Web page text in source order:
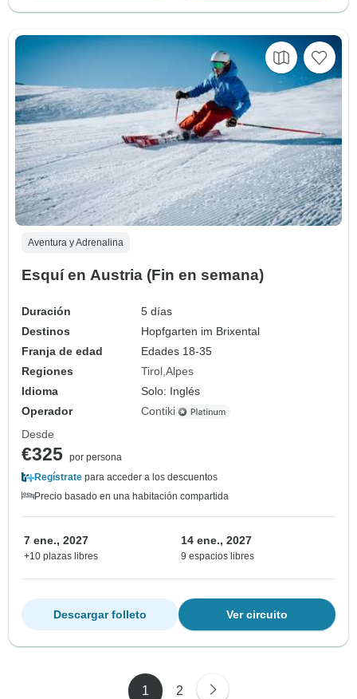
Aventura y Adrenalina
Esquí en Austria (Fin en semana)
Duración
5 días
Destinos
Hopfgarten im Brixental
Franja de edad
Edades 18-35
Regiones
Tirol Alpes
Idioma
Solo: Inglés
Operador
Contiki
Desde
€325 por persona
Regístrate para acceder a los descuentos
Precio basado en una habitación compartida
7 ene., 2027
+10 plazas libres
14 ene., 2027
9 espacios libres
Ver circuito
Descargar folleto
1 2